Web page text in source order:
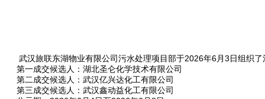
武汉旅联东湖物业有限公司污水处理项目部于2026年6月3日组织
第一成交候选人 ：湖北圣仑化学技术有限公司
第二成交候选人 ：武汉亿兴达化工有限公司
第三成交候选人 ：武汉鑫动益化工有限公司